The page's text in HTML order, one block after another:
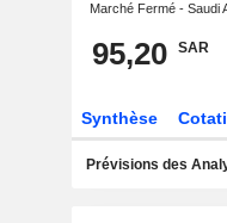
Marché Fermé - Saudi
95,20 SAR
Synthèse
Prévisions des